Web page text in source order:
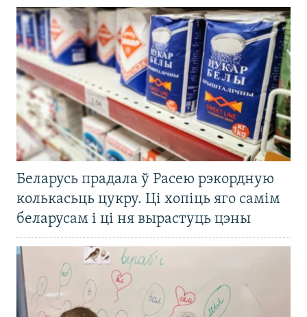
Беларусь прадала ў Расею рэкордную
колькасьць цукру. Ці хопіць яго самім
беларусам і ці ня вырастуць цэны